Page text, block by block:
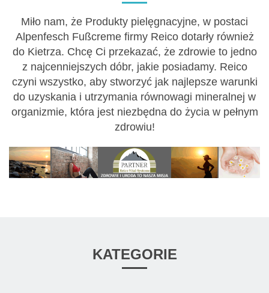
Miło nam, że Produkty pielęgnacyjne, w postaci
Alpenfesch Fußcreme firmy Reico dotarły również
do Kietrza. Chcę Ci przekazać, że zdrowie to jedno
z najcenniejszych dóbr, jakie posiadamy. Reico
czyni wszystko, aby stworzyć jak najlepsze warunki
do uzyskania i utrzymania równowagi mineralnej w
organizmie, która jest niezbędna do życia w pełnym
zdrowiu!
KATEGORIE